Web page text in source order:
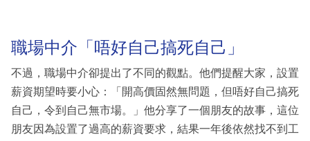
職場中介「唔好自己搞死自己」
不過，職場中介卻提出了不同的觀點。他們提醒大家，設置
薪資期望時要小心：「開高價固然無問題，但唔好自己搞死
自己，令到自己無市場。」他分享了一個朋友的故事，這位
朋友因為設置了過高的薪資要求，結果一年後依然找不到工